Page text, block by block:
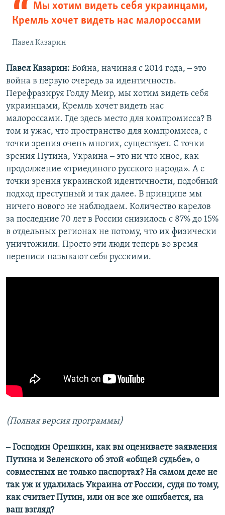
Мы хотим видеть себя украинцами,
Кремль хочет видеть нас малороссами
Павел Казарин
Павел Казарин: Война, начиная с 2014 года, ‒ это
война в первую очередь за идентичность.
Перефразируя Голду Меир, мы хотим видеть себя
украинцами, Кремль хочет видеть нас
малороссами. Где здесь место для компромисса? В
том и ужас, что пространство для компромисса, с
точки зрения очень многих, существует. С точки
зрения Путина, Украина ‒ это ни что иное, как
продолжение «триединого русского народа». А с
точки зрения украинской идентичности, подобный
подход преступный и так далее. В принципе мы
ничего нового не наблюдаем. Количество карелов
за последние 70 лет в России снизилось с 87% до 15%
в отдельных регионах не потому, что их физически
уничтожили. Просто эти люди теперь во время
переписи называют себя русскими.
(Полная версия программы)
‒ Господин Орешкин, как вы оцениваете заявления
Путина и Зеленского об этой «общей судьбе», о
совместных не только паспортах? На самом деле не
так уж и удалилась Украина от России, судя по тому,
как считает Путин, или он все же ошибается, на
ваш взгляд?